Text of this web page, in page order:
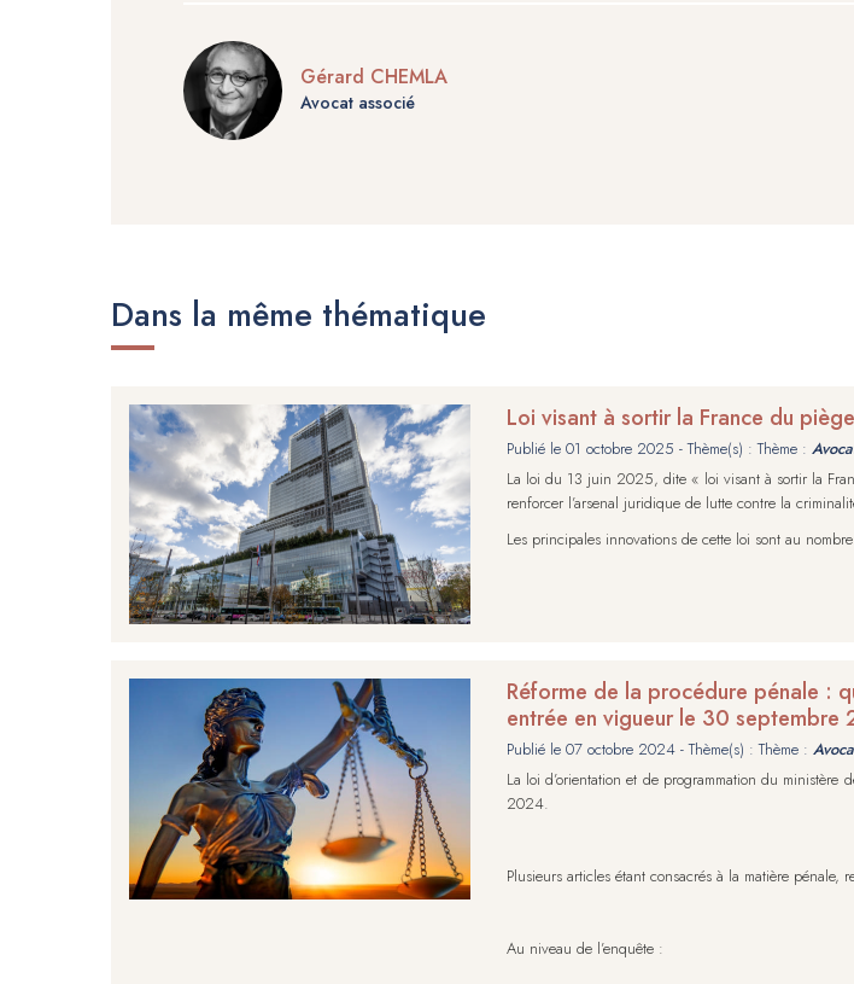
Gérard CHEMLA
Avocat associé
Dans la même thématique
Loi visant à sortir la France du
Publié le 01 octobre 2025 - Thème(s) : Thème :
La loi du 13 juin 2025, dite « loi visant à sortir la
renforcer l’arsenal juridique de lutte contre la
Les principales innovations de cette loi sont au
Réforme de la procédure pénale :
entrée en vigueur le 30 septembre
Publié le 07 octobre 2024- Thème(s) : Thème :
La loi d’orientation et de programmation du
2024.
Plusieurs articles étant consacrés à la matière
Au niveau de l’enquête :